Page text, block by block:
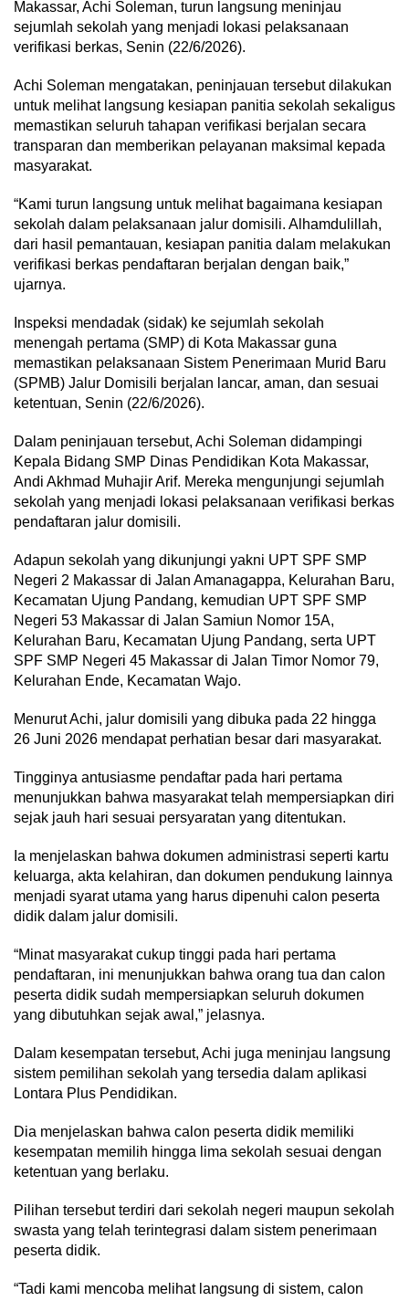
Makassar, Achi Soleman, turun langsung meninjau
sejumlah sekolah yang menjadi lokasi pelaksanaan
verifikasi berkas, Senin (22/6/2026).
Achi Soleman mengatakan, peninjauan tersebut dilakukan
untuk melihat langsung kesiapan panitia sekolah sekaligus
memastikan seluruh tahapan verifikasi berjalan secara
transparan dan memberikan pelayanan maksimal kepada
masyarakat.
“Kami turun langsung untuk melihat bagaimana kesiapan
sekolah dalam pelaksanaan jalur domisili. Alhamdulillah,
dari hasil pemantauan, kesiapan panitia dalam melakukan
verifikasi berkas pendaftaran berjalan dengan baik,”
ujarnya.
Inspeksi mendadak (sidak) ke sejumlah sekolah
menengah pertama (SMP) di Kota Makassar guna
memastikan pelaksanaan Sistem Penerimaan Murid Baru
(SPMB) Jalur Domisili berjalan lancar, aman, dan sesuai
ketentuan, Senin (22/6/2026).
Dalam peninjauan tersebut, Achi Soleman didampingi
Kepala Bidang SMP Dinas Pendidikan Kota Makassar,
Andi Akhmad Muhajir Arif. Mereka mengunjungi sejumlah
sekolah yang menjadi lokasi pelaksanaan verifikasi berkas
pendaftaran jalur domisili.
Adapun sekolah yang dikunjungi yakni UPT SPF SMP
Negeri 2 Makassar di Jalan Amanagappa, Kelurahan Baru,
Kecamatan Ujung Pandang, kemudian UPT SPF SMP
Negeri 53 Makassar di Jalan Samiun Nomor 15A,
Kelurahan Baru, Kecamatan Ujung Pandang, serta UPT
SPF SMP Negeri 45 Makassar di Jalan Timor Nomor 79,
Kelurahan Ende, Kecamatan Wajo.
Menurut Achi, jalur domisili yang dibuka pada 22 hingga
26 Juni 2026 mendapat perhatian besar dari masyarakat.
Tingginya antusiasme pendaftar pada hari pertama
menunjukkan bahwa masyarakat telah mempersiapkan diri
sejak jauh hari sesuai persyaratan yang ditentukan.
Ia menjelaskan bahwa dokumen administrasi seperti kartu
keluarga, akta kelahiran, dan dokumen pendukung lainnya
menjadi syarat utama yang harus dipenuhi calon peserta
didik dalam jalur domisili.
“Minat masyarakat cukup tinggi pada hari pertama
pendaftaran, ini menunjukkan bahwa orang tua dan calon
peserta didik sudah mempersiapkan seluruh dokumen
yang dibutuhkan sejak awal,” jelasnya.
Dalam kesempatan tersebut, Achi juga meninjau langsung
sistem pemilihan sekolah yang tersedia dalam aplikasi
Lontara Plus Pendidikan.
Dia menjelaskan bahwa calon peserta didik memiliki
kesempatan memilih hingga lima sekolah sesuai dengan
ketentuan yang berlaku.
Pilihan tersebut terdiri dari sekolah negeri maupun sekolah
swasta yang telah terintegrasi dalam sistem penerimaan
peserta didik.
“Tadi kami mencoba melihat langsung di sistem, calon